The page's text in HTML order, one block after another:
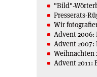
"Bild"-
Presserats-
Wir
Advent 2006:
Advent 2007:
Weihnachten
Advent 2011: